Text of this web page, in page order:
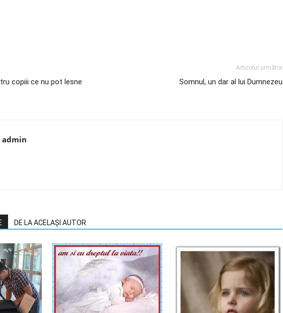
copiii ce nu pot lesne
Articolul următor
Somnul, un dar al lui Dumnezeu
admin
DE LA ACELAȘI AUTOR